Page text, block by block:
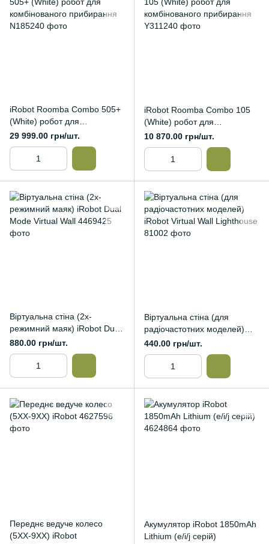
iRobot Roomba Combo 505+
(White) робот для
комбінованого прибирання
29 999.00 грн/шт.
iRobot Roomba Combo 105
(White) робот для
комбінованого прибирання
10 870.00 грн/шт.
Віртуальна стіна (2х-
режимний маяк) iRobot Dual
Mode Virtual Wall
880.00 грн/шт.
Віртуальна стіна (для
радіочастотних моделей)
iRobot Virtual Wall Lighthouse
440.00 грн/шт.
Переднє ведуче колесо
(5XX-9XX) iRobot
Акумулятор iRobot 1850mAh
Lithium (e/i/j серій)